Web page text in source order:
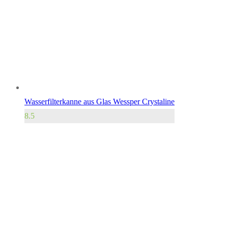
Wasserfilterkanne aus Glas Wessper Crystaline
8.5